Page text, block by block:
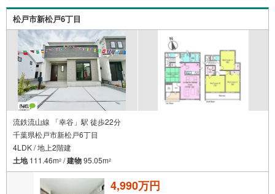
松戸市新松戸6丁目
流鉄流山線 「幸谷」駅 徒歩22分
千葉県松戸市新松戸6丁目
4LDK / 地上2階建
土地111.46m2 /建物95.05m2
4,990万円